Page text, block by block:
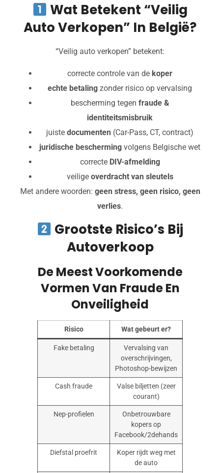
Wat Betekent “veilig
Auto Verkopen” In België?
“Veilig auto verkopen” betekent:
correcte controle van de koper
echte betaling zonder risico op vervalsing
bescherming tegen fraude &
identiteitsmisbruik
juiste documenten (Car-Pass, CT, contract)
juridische bescherming volgens Belgische wet
correcte DIV-afmelding
veilige overdracht van sleutels
Met andere woorden: geen stress, geen risico, geen
verlies.
Grootste Risico’s Bij
Autoverkoop
De Meest Voorkomende
Vormen Van Fraude En
Onveiligheid
Risico Wat gebeurt er?
Fake betaling
Vervalsing van
overschrijvingen,
Photoshop-bewijzen
Cash fraude
Valse biljetten (zeer
courant)
Nep-profielen
Onbetrouwbare
kopers op
Facebook/2dehands
Diefstal proefrit
Koper rijdt weg met
de auto